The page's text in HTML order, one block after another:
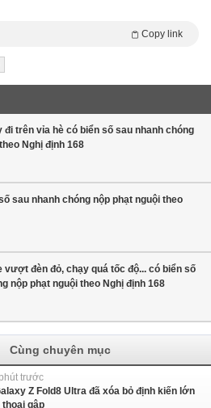
Copy link
đi trên vỉa hè có biển số sau nhanh chóng
Nghị định 168
sau nhanh chóng nộp phạt nguội theo
vượt đèn đỏ, chạy quá tốc độ... có biển số
nộp phạt nguội theo Nghị định 168
Cùng chuyên mục
trước
Z Fold8 Ultra đã xóa bỏ định kiến lớn
thoại gập